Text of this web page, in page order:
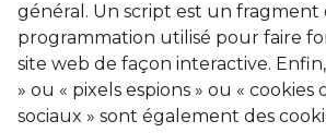
général. Un script est un fragment
programmation utilisé pour faire
site web de façon interactive. Enfin,
» ou « pixels espions » ou « cookies
sociaux » sont également des